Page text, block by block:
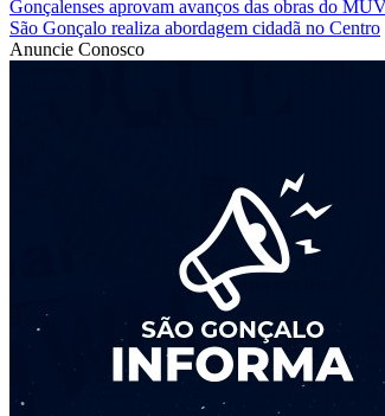
Gonçalenses aprovam avanços das obras do
São Gonçalo realiza abordagem cidadã no Centro
Anuncie Conosco